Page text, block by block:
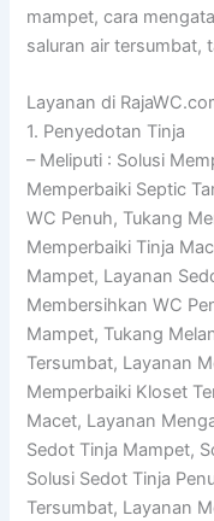
mampet, cara
saluran air tersumbat,
Layanan di
1. Penyedotan Tinja
– Meliputi : Solusi
Memperbaiki Septic
WC Penuh, Tukang
Memperbaiki Tinja
Mampet, Layanan
Membersihkan WC
Mampet, Tukang
Tersumbat, Layanan
Memperbaiki Kloset
Macet, Layanan
Sedot Tinja Mampet,
Solusi Sedot Tinja
Tersumbat, Layanan